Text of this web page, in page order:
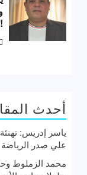
أحدث
ياسر إدريس:
علي صدر الرياضة
محمد الزملوط